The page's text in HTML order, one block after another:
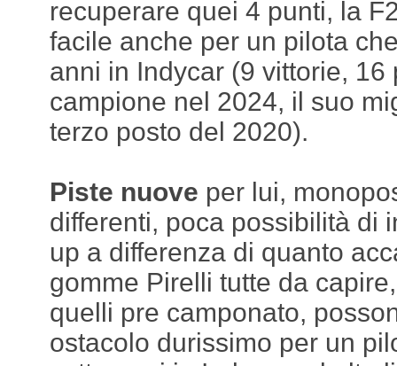
recuperare quei 4 punti, la
facile anche per un pilota
anni in Indycar (9 vittorie, 16
campione nel 2024, il suo
terzo posto del 2020).
Piste nuove per lui,
differenti, poca possibilità di
up a differenza di quanto
gomme Pirelli tutte da
quelli pre camponato,
ostacolo durissimo per un